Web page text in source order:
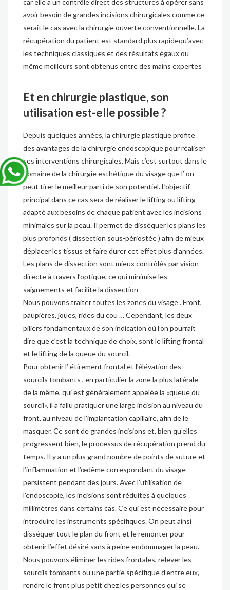
avoir besoin de grandes incisions chirurgicales comme ce
serait le cas avec la chirurgie ouverte conventionnelle. La
récupération du patient est standard plus rapidequ’avec
les techniques classiques et des résultats égaux ou
même meilleurs sont obtenus entre des mains expertes
Et en chirurgie plastique, son
utilisation est-elle possible ?
Depuis quelques années, la chirurgie plastique profite
des avantages de la chirurgie endoscopique pour réaliser
ses interventions chirurgicales. Mais c’est surtout dans le
domaine de la chirurgie esthétique du visage que l’ on
peut tirer le meilleur parti de son potentiel. L’objectif
principal dans ce cas sera de réaliser le lifting ou lifting
adapté aux besoins de chaque patient avec les incisions
minimales sur la peau. Il permet de disséquer les plans les
plus profonds ( dissection sous-périostée ) afin de mieux
déplacer les tissus et faire durer cet effet plus d’années.
Les plans de dissection sont mieux contrôlés par vision
directe à travers l’optique, ce qui minimise les
saignements et facilite la dissection
Nous pouvons traiter toutes les zones du visage . Front,
paupières, joues, rides du cou … Cependant, les deux
piliers fondamentaux de son indication où l’on pourrait
dire que c’est la technique de choix, sont le lifting frontal
et le lifting de la queue du sourcil.
Pour obtenir l’ étirement frontal et l’élévation des
sourcils tombants , en particulier la zone la plus latérale
de la même, qui est généralement appelée la «queue du
sourcil», il a fallu pratiquer une large incision au niveau du
front, au niveau de l’implantation capillaire, afin de le
masquer. Ce sont de grandes incisions et, bien qu’elles
progressent bien, le processus de récupération prend du
temps. Il y a un plus grand nombre de points de suture et
l’inflammation et l’œdème correspondant du visage
persistent pendant des jours. Avec l’utilisation de
l’endoscopie, les incisions sont réduites à quelques
millimètres dans certains cas. Ce qui est nécessaire pour
introduire les instruments spécifiques. On peut ainsi
disséquer tout le plan du front et le remonter pour
obtenir l’effet désiré sans à peine endommager la peau.
Nous pouvons éliminer les rides frontales, relever les
sourcils tombants ou une partie spécifique d’entre eux,
rendre le front plus petit chez les personnes qui se